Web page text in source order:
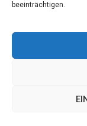
beeinträchtigen.